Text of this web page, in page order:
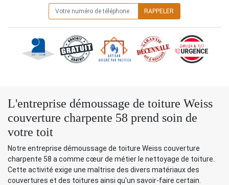
L'entreprise démoussage de toiture Weiss
couverture charpente 58 prend soin de
votre toit
Notre entreprise démoussage de toiture Weiss couverture
charpente 58 a comme cœur de métier le nettoyage de toiture.
Cette activité exige une maîtrise des divers matériaux des
couvertures et des toitures ainsi qu'un savoir-faire certain.